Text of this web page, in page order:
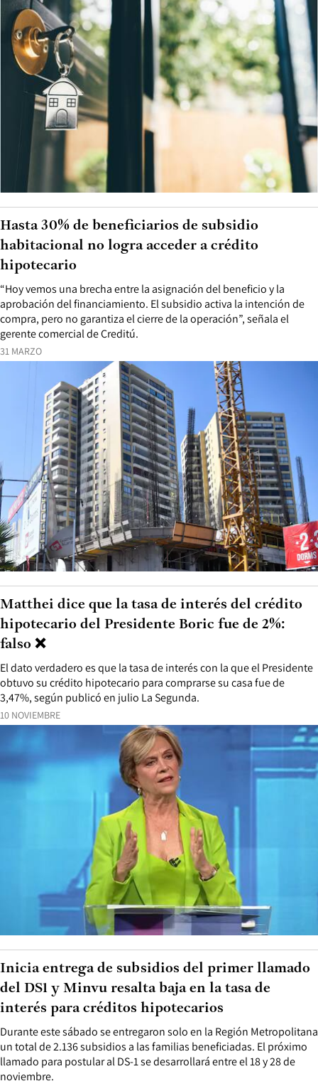
31 MARZO
“Hoy vemos una brecha entre la asignación del beneficio y la
aprobación del financiamiento. El subsidio activa la intención de
compra, pero no garantiza el cierre de la operación”, señala el
gerente comercial de Creditú.
Hasta 30% de beneficiarios de subsidio
habitacional no logra acceder a crédito
hipotecario
10 NOVIEMBRE
El dato verdadero es que la tasa de interés con la que el Presidente
obtuvo su crédito hipotecario para comprarse su casa fue de
3,47%, según publicó en julio La Segunda.
Matthei dice que la tasa de interés del crédito
hipotecario del Presidente Boric fue de 2%:
falso ❌
Durante este sábado se entregaron solo en la Región Metropolitana
un total de 2.136 subsidios a las familias beneficiadas. El próximo
llamado para postular al DS-1 se desarrollará entre el 18 y 28 de
noviembre.
Inicia entrega de subsidios del primer llamado
del DS1 y Minvu resalta baja en la tasa de
interés para créditos hipotecarios